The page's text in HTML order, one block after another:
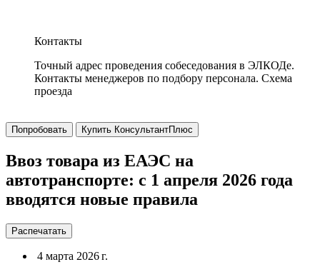
Контакты
Точный адрес проведения собеседования в ЭЛКОДе.
Контакты менеджеров по подбору персонала. Схема
проезда
Попробовать Купить КонсультантПлюс
Ввоз товара из ЕАЭС на
автотранспорте: с 1 апреля 2026 года
вводятся новые правила
Распечатать
4 марта 2026 г.